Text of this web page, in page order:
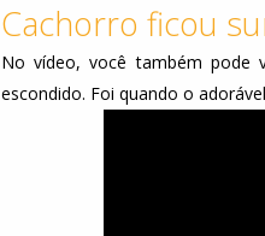
Cachorro ficou
No vídeo, você também pode
escondido. Foi quando o